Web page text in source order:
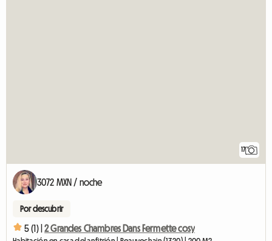
17
3072 MXN / noche
Por descubrir
5 (1) | 2 Grandes Chambres Dans Fermette cosy